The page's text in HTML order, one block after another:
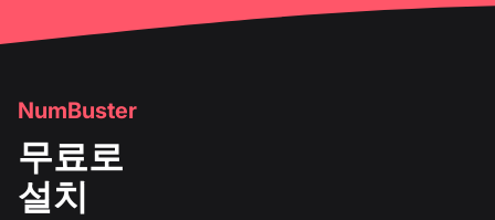
NumBuster
무료로
설치